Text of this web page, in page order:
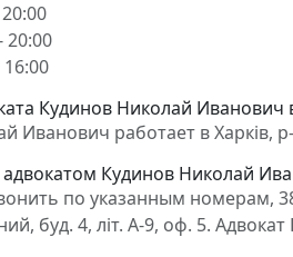
20:00
Кудинов Николай Иванович
Иванович работает в Харків,
адвокатом Кудинов Николай
по указанным номерам,
буд. 4, літ. А-9, оф. 5.